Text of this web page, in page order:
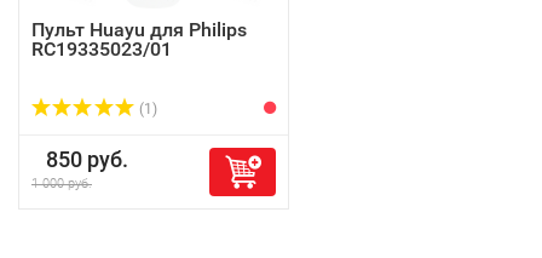
Пульт Huayu для Philips
RC19335023/01
(1)
850 руб.
1 000 руб.